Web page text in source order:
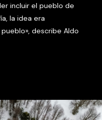
incluir el pueblo de
la idea era
describe Aldo